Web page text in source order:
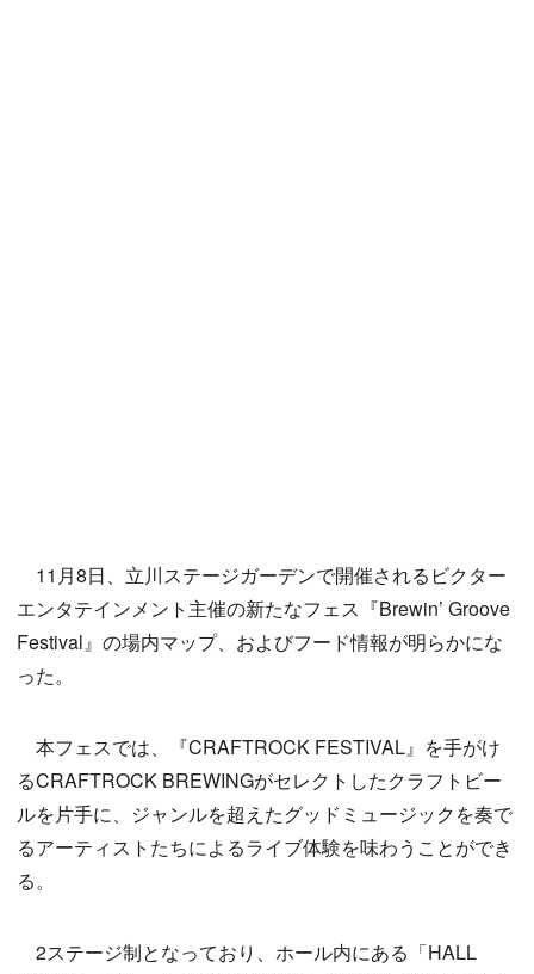
11月8日、立川ステージガーデンで開催されるビクター
エンタテインメント主催の新たなフェス『Brewin’ Groove
Festival』の場内マップ、およびフード情報が明らかにな
った。
本フェスでは、『CRAFTROCK FESTIVAL』を手がけ
るCRAFTROCK BREWINGがセレクトしたクラフトビー
ルを片手に、ジャンルを超えたグッドミュージックを奏で
るアーティストたちによるライブ体験を味わうことができ
る。
2ステージ制となっており、ホール内にある「HALL